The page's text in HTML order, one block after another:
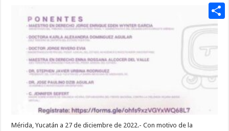
Mérida, Yucatán a 27 de diciembre de 2022.- Con motivo de la